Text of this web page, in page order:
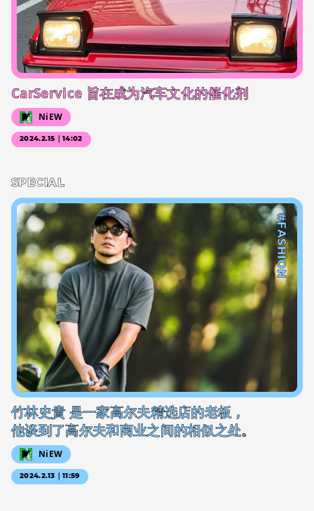
CarService 旨在成为汽车文化的催化剂
NiEW
2024.2.15｜14:02
SPECIAL
#FASHION
竹林史貴 是一家高尔夫精选店的老板，
他谈到了高尔夫和商业之间的相似之处。
NiEW
2024.2.13｜11:59